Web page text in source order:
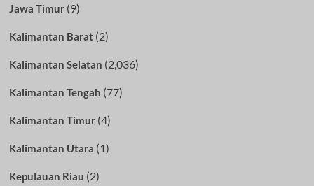
Jawa Timur(9)
Kalimantan Barat(2)
Kalimantan Selatan (2,036)
Kalimantan Tengah (77)
Kalimantan Timur(4)
Kalimantan Utara (1)
Kepulauan Riau (2)